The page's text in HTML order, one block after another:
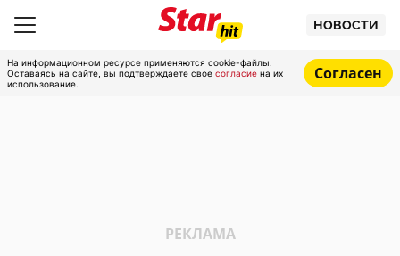
НОВОСТИ
На информационном ресурсе применяются cookie-файлы.
Оставаясь на сайте, вы подтверждаете свое согласие на их
использование.
Согласен